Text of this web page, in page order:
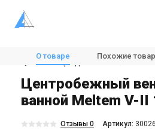
Магазин Вентиляция
💨Вентиляторы для ванной
Meltem
О товаре Похожие
Центробежный
ванной Meltem V-II
Отзывы 0 Aртикул: